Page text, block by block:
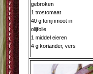
gebroken
1 trostomaat
40 g tonijnmoot in
olijfolie
1 middel eieren
4 g koriander, vers